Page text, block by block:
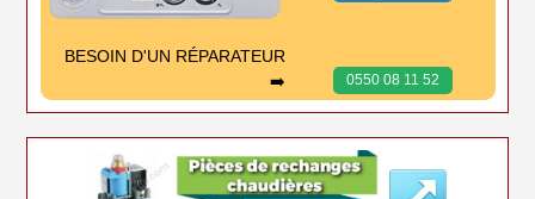
0550 08 11 52
BESOIN D'UN RÉPARATEUR
➡️